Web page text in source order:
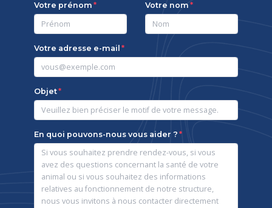
Votre prénom Votre nom
Votre adresse e-mail
Objet
En quoi pouvons-nous vous aider ?